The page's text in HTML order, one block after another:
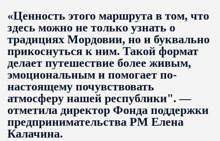
«Ценность этого маршрута в том, что
здесь можно не только узнать о
традициях Мордовии, но и буквально
прикоснуться к ним. Такой формат
делает путешествие более живым,
эмоциональным и помогает по-
настоящему почувствовать
атмосферу нашей республики". —
отметила директор Фонда поддержки
предпринимательства РМ Елена
Калачина.